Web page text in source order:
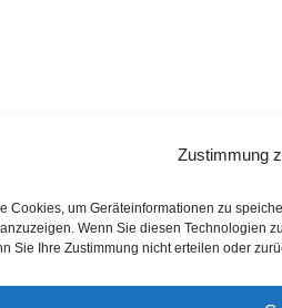
Zustimmung
Cookies, um Geräteinformationen zu
Wenn Sie diesen Technologien
Sie Ihre Zustimmung nicht erteilen oder